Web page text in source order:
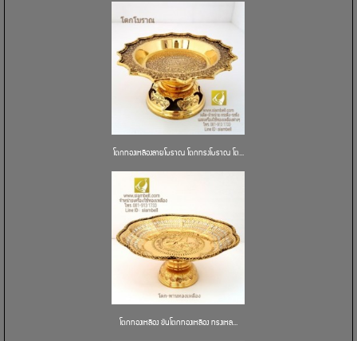
โตกทองเหลืองลายโบราณ โตกทรงโบราณ โต...
โตกทองเหลือง ขันโตกทองเหลือง ทรงเหล...